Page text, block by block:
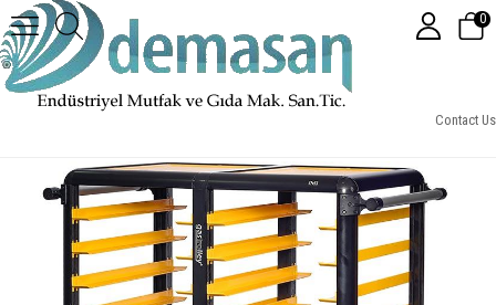
Contact Us
0
Gastrolley 75 İkili Servis Tepsi Arabası, Etrafı Açık, 101x71x99 cm